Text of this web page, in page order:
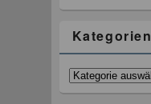
Kategorien
Kategorien